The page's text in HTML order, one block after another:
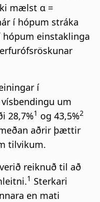
mælst α =
í hópum stráka
hópum einstaklinga
í
um
28,7%1 og 43,5%2
aðrir þættir
tilvikum.
reiknuð til að
1 Sterkari
en mati